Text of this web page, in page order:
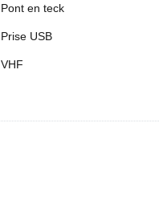
Pont en teck
Prise USB
VHF